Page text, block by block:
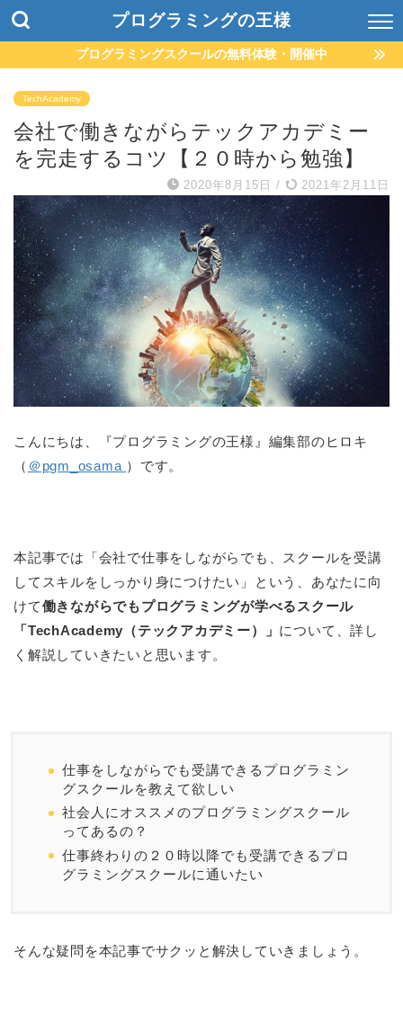
プログラミングの王様
プログラミングスクールの無料体験・開催中
TechAcademy
会社で働きながらテックアカデミー
を完走するコツ【２０時から勉強】
2020年8月15日 / 2021年2月11日
こんにちは、『プログラミングの王様』編集部のヒロキ
（ ＠pgm_osama ）です。
本記事では「会社で仕事をしながらでも、スクールを受講
してスキルをしっかり身につけたい」という、あなたに向
けて働きながらでもプログラミングが学べるスクール
「TechAcademy（テックアカデミー）」 について、詳し
く解説していきたいと思います。
仕事をしながらでも受講できるプログラミン
グスクールを教えて欲しい
社会人にオススメのプログラミングスクール
ってあるの？
仕事終わりの２０時以降でも受講できるプロ
グラミングスクールに通いたい
そんな疑問を本記事でサクッと解決していきましょう。